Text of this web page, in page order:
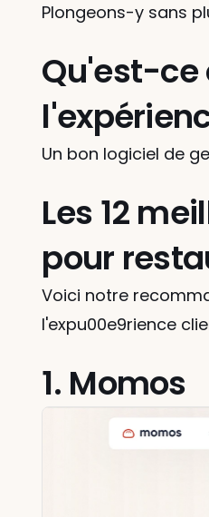
Plongeons-y sans
Qu'est-ce
Un bon logiciel de
Les 12
pour
Voici notre
l'expu00e9rience
1. Momos